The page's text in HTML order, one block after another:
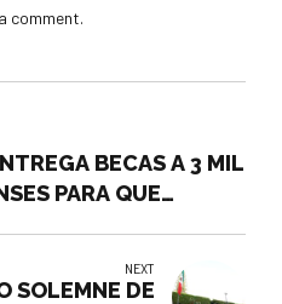
comment.
BECAS A 3 MIL
PARA QUE
NEXT
SOLEMNE DE